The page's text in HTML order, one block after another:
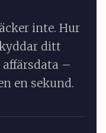
inte. Hur
ditt
–
en sekund.